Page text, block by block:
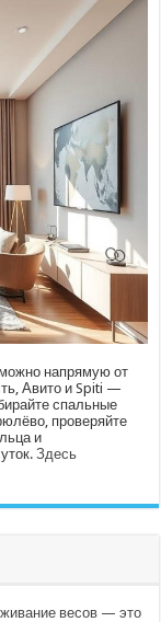
можно напрямую от
Авито и Spiti —
спальные
проверяйте
и
Здесь
весов — это